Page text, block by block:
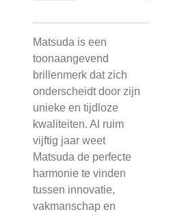
Matsuda is een
toonaangevend
brillenmerk dat zich
onderscheidt door zijn
unieke en tijdloze
kwaliteiten. Al ruim
vijftig jaar weet
Matsuda de perfecte
harmonie te vinden
tussen innovatie,
vakmanschap en